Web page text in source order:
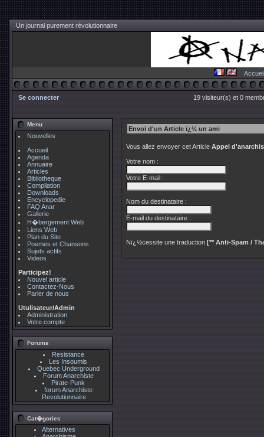
Un journal purement révolutionnaire
Accueil
Se connecter 19 visiteur(s) et 0
Menu
Nouvelles
Accueil
Agenda
Annuaire
Articles
Bibliotheque
Compilation
Downloads
Encyclopedie
FAQ Anar
Gallerie
H�bergement Web
Liens Web
Plan du Site
Poemes et Chansons
Sujets actifs
Videos
Participez!
Nouvel article
Contactez-Nous
Parler de nous
Utulisateur/Admin
Administration
Votre compte
Forums
Resistance
Les Insoumis
Quebec Underground
Forum Anarchiste
Pirate-Punk
forum Anarchiste
Revolutionnaire
Cat�gories
Alternatives
Envoi d'un Article ï¿½ un ami
Vous allez envoyer cet Article Appel
Votre nom :
Votre E-mail :
Nom du destinataire :
E-mail du destinataire :
Nï¿½cessite une traduction [** Anti-Spam /